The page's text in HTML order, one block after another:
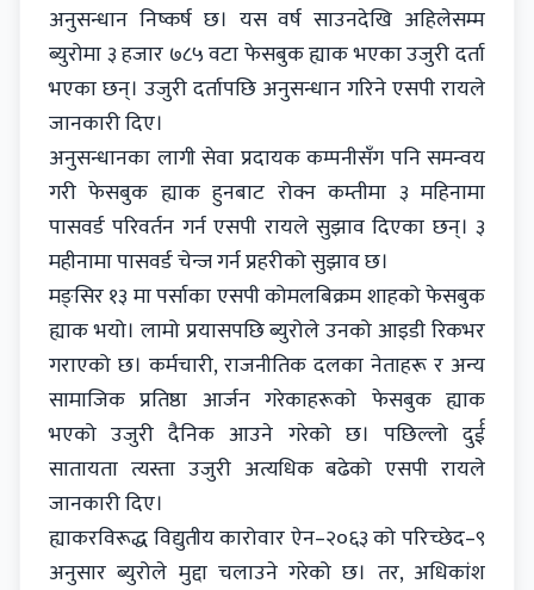
अनुसन्धान निष्कर्ष छ। यस वर्ष साउनदेखि अहिलेसम्म
ब्युरोमा ३ हजार ७८५ वटा फेसबुक ह्याक भएका उजुरी दर्ता
भएका छन्। उजुरी दर्तापछि अनुसन्धान गरिने एसपी रायले
जानकारी दिए।
अनुसन्धानका लागी सेवा प्रदायक कम्पनीसँग पनि समन्वय
गरी फेसबुक ह्याक हुनबाट रोक्न कम्तीमा ३ महिनामा
पासवर्ड परिवर्तन गर्न एसपी रायले सुझाव दिएका छन्। ३
महीनामा पासवर्ड चेन्ज गर्न प्रहरीको सुझाव छ।
मङ्सिर १३ मा पर्साका एसपी कोमलबिक्रम शाहको फेसबुक
ह्याक भयो। लामो प्रयासपछि ब्युरोले उनको आइडी रिकभर
गराएको छ। कर्मचारी, राजनीतिक दलका नेताहरू र अन्य
सामाजिक प्रतिष्ठा आर्जन गरेकाहरूको फेसबुक ह्याक
भएको उजुरी दैनिक आउने गरेको छ। पछिल्लो दुर्ई
सातायता त्यस्ता उजुरी अत्यधिक बढेको एसपी रायले
जानकारी दिए।
ह्याकरविरूद्ध विद्युतीय कारोवार ऐन–२०६३ को परिच्छेद–९
अनुसार ब्युरोले मुद्दा चलाउने गरेको छ। तर, अधिकांश